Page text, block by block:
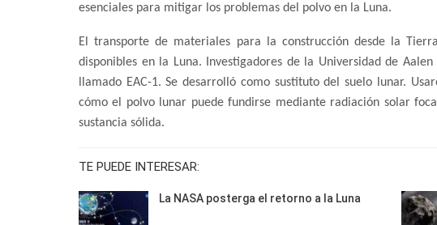
esenciales para mitigar los problemas del polvo en la Luna.
El transporte de materiales para la construcción desde la
disponibles en la Luna. Investigadores de la Universidad de
llamado EAC-1. Se desarrolló como sustituto del suelo lunar.
cómo el polvo lunar puede fundirse mediante radiación solar
sustancia sólida.
TE PUEDE INTERESAR:
La NASA posterga el retorno a la Luna